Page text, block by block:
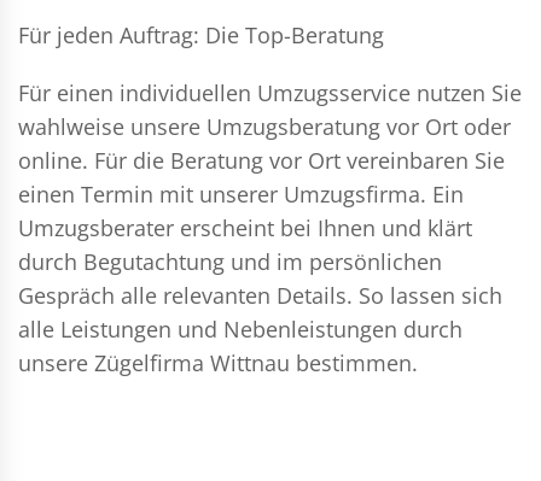
Für jeden Auftrag: Die Top-Beratung
Für einen individuellen Umzugsservice nutzen Sie
wahlweise unsere Umzugsberatung vor Ort oder
online. Für die Beratung vor Ort vereinbaren Sie
einen Termin mit unserer Umzugsfirma. Ein
Umzugsberater erscheint bei Ihnen und klärt
durch Begutachtung und im persönlichen
Gespräch alle relevanten Details. So lassen sich
alle Leistungen und Nebenleistungen durch
unsere Zügelfirma Wittnau bestimmen.